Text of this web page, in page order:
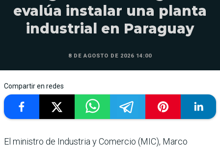
evalúa instalar una planta
industrial en Paraguay
8 DE AGOSTO DE 2026 14:00
Compartir en redes
El ministro de Industria y Comercio (MIC), Marco